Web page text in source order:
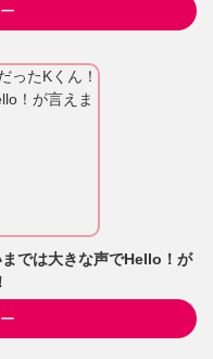
では大きな声でHello！が